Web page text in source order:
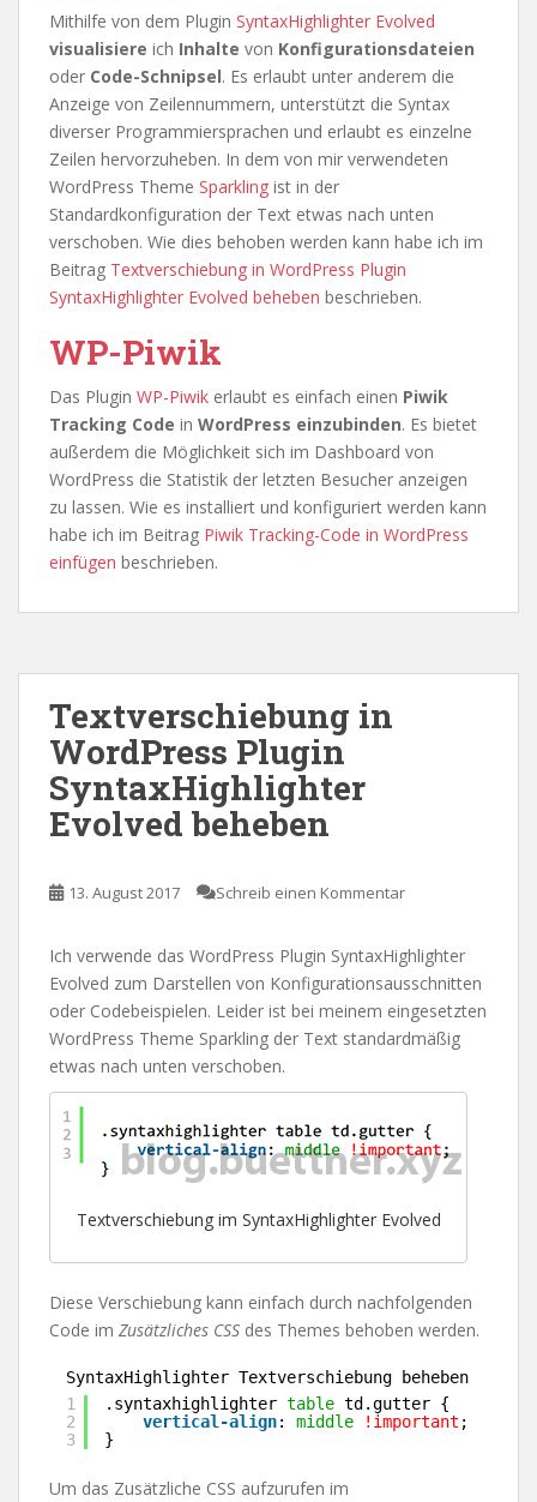
Mithilfe von dem Plugin SyntaxHighlighter Evolved
visualisiere ich Inhalte von Konfigurationsdateien
oder Code-Schnipsel. Es erlaubt unter anderem die
Anzeige von Zeilennummern, unterstützt die Syntax
diverser Programmiersprachen und erlaubt es einzelne
Zeilen hervorzuheben. In dem von mir verwendeten
WordPress Theme Sparkling ist in der
Standardkonfiguration der Text etwas nach unten
verschoben. Wie dies behoben werden kann habe ich im
Beitrag Textverschiebung in WordPress Plugin
SyntaxHighlighter Evolved beheben beschrieben.
WP-Piwik
Das Plugin WP-Piwik erlaubt es einfach einen Piwik
Tracking Code in WordPress einzubinden. Es bietet
außerdem die Möglichkeit sich im Dashboard von
WordPress die Statistik der letzten Besucher anzeigen
zu lassen. Wie es installiert und konfiguriert werden kann
habe ich im Beitrag Piwik Tracking-Code in WordPress
einfügen beschrieben.
Textverschiebung in
WordPress Plugin
SyntaxHighlighter
Evolved beheben
13. August 2017 Schreib einen Kommentar
Ich verwende das WordPress Plugin SyntaxHighlighter
Evolved zum Darstellen von Konfigurationsausschnitten
oder Codebeispielen. Leider ist bei meinem eingesetzten
WordPress Theme Sparkling der Text standardmäßig
etwas nach unten verschoben.
Textverschiebung im SyntaxHighlighter Evolved
Diese Verschiebung kann einfach durch nachfolgenden
Code im Zusätzliches CSS des Themes behoben werden.
SyntaxHighlighter Textverschiebung beheben
1
2
3
.syntaxhighlighter table td.gutter {
vertical-align: middle !important ;
}
Um das Zusätzliche CSS aufzurufen im